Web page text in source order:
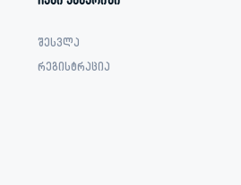
შესვლა
რეგისტრაცია